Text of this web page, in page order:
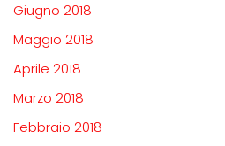
Giugno 2018
Maggio 2018
Aprile 2018
Marzo 2018
Febbraio 2018